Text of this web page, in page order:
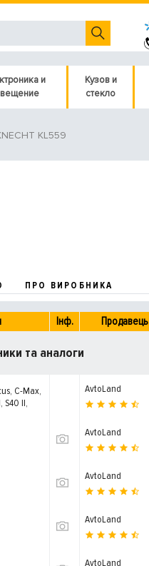
и
Кузов и
стекло
KL559
ПРО ВИРОБНИКА
Інф. Продавець
та аналоги
C-Max,
S40 II,
AvtoLand
AvtoLand
AvtoLand
AvtoLand
AvtoLand